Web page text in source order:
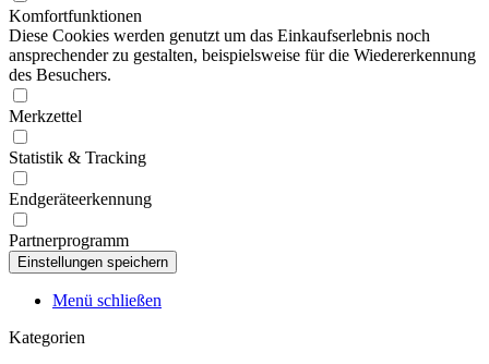
Komfortfunktionen
Diese Cookies werden genutzt um das Einkaufserlebnis noch
ansprechender zu gestalten, beispielsweise für die Wiedererkennung
des Besuchers.
Merkzettel
Statistik & Tracking
Endgeräteerkennung
Partnerprogramm
Menü schließen
Kategorien